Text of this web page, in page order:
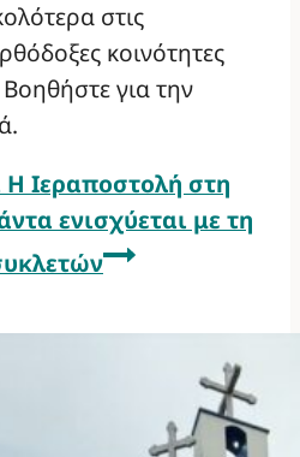
στις
κοινότητες
για την
Η Ιεραποστολή στη
ενισχύεται με τη